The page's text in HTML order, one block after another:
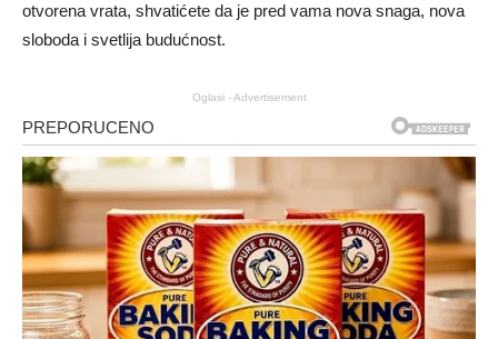
otvorena vrata, shvatićete da je pred vama nova snaga, nova
sloboda i svetlija budućnost.
Oglasi - Advertisement